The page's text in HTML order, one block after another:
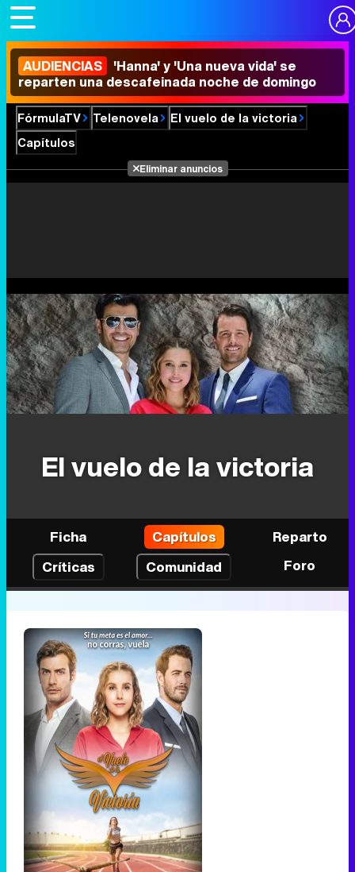
AUDIENCIAS 'Hanna' y 'Una nueva vida' se
reparten una descafeinada noche de domingo
FórmulaTV Telenovela
El vuelo de la victoria
Capítulos
Eliminar anuncios
El vuelo de la victoria
Ficha Capítulos
Reparto
Críticas
Comunidad Foro